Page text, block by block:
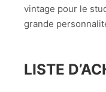
vintage pour le
grande
LISTE